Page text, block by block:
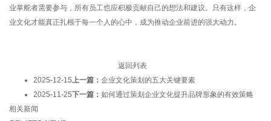
业掌舵者需要参与，所有员工也应积极贡献自己的想法和建议。只有这样，企
业文化才能真正扎根于每一个人的心中，成为推动企业前进的强大动力。
返回列表
2025-12-15上一篇： 企业文化策划的五大关键要素
2025-11-25下一篇： 如何通过策划企业文化提升品牌形象的有效策略
相关新闻